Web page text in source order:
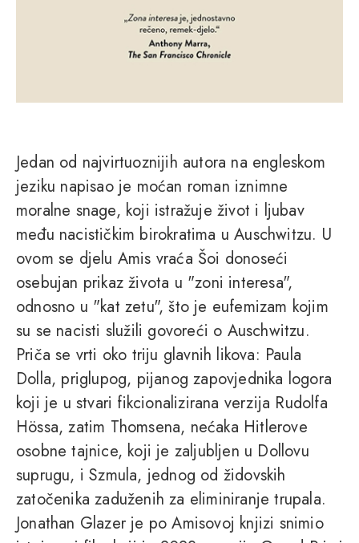
Jedan od najvirtuoznijih autora na engleskom
jeziku napisao je moćan roman iznimne
moralne snage, koji istražuje život i ljubav
među nacističkim birokratima u Auschwitzu. U
ovom se djelu Amis vraća Šoi donoseći
osebujan prikaz života u "zoni interesa",
odnosno u "kat zetu", što je eufemizam kojim
su se nacisti služili govoreći o Auschwitzu.
Priča se vrti oko triju glavnih likova: Paula
Dolla, priglupog, pijanog zapovjednika logora
koji je u stvari fikcionalizirana verzija Rudolfa
Hössa, zatim Thomsena, nećaka Hitlerove
osobne tajnice, koji je zaljubljen u Dollovu
suprugu, i Szmula, jednog od židovskih
zatočenika zaduženih za eliminiranje trupala.
Jonathan Glazer je po Amisovoj knjizi snimio